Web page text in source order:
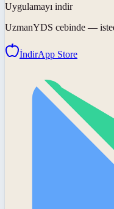
Uygulamayı indir
UzmanYDS cebinde —
İndirApp Store